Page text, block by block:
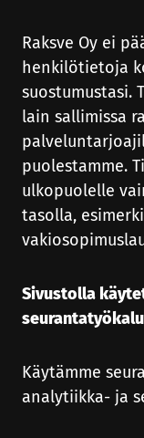
Raksve Oy ei
henkilötietoja
suostumustasi.
lain sallimissa
puolestamme.
ulkopuolelle
tasolla,
Sivustolla
Käytämme
analytiikka- ja